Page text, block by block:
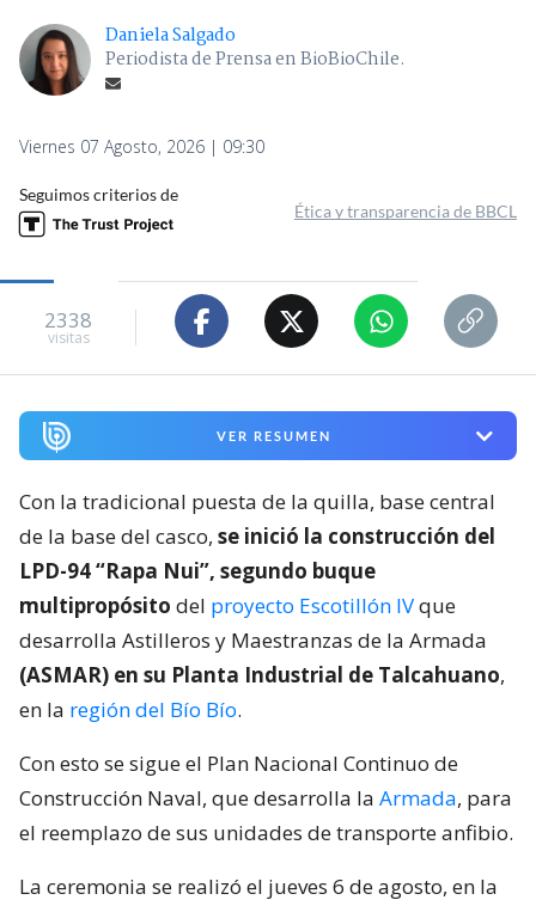
Daniela Salgado
Periodista de Prensa en BioBioChile.
Viernes 07 Agosto, 2026 | 09:30
Seguimos criterios de
Ética y transparencia de BBCL
2338
visitas
VER RESUMEN
Con la tradicional puesta de la quilla, base central
de la base del casco, se inició la construcción del
LPD-94 “Rapa Nui”, segundo buque
multipropósito del proyecto Escotillón IVque
desarrolla Astilleros y Maestranzas de la Armada
(ASMAR) en su Planta Industrial de Talcahuano,
en la región del Bío Bío.
Con esto se sigue el Plan Nacional Continuo de
Construcción Naval, que desarrolla la Armada, para
el reemplazo de sus unidades de transporte anfibio.
La ceremonia se realizó el jueves 6 de agosto, en la